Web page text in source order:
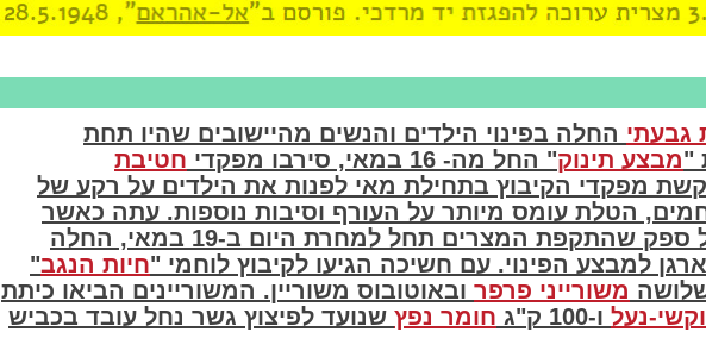
גבעתי החלה בפינוי הילדים והנשים מהיישובים שהיו תחת
"מבצע תינוק" החל מה- 16 במאי, סירבו מפקדי
חטיבת
מפקדי הקיבוץ בתחילת מאי לפנות את הילדים על רקע של
הטלת עומס מיותר על העורף וסיבות נוספות. עתה כאשר
היה ברור מעל לכל ספק שהתקפת המצרים תחל למחרת היום ב-19 במאי, החלה
למבצע הפינוי. עם חשיכה הגיעו לקיבוץ לוחמי "חיות הנגב"
משורייני פרפר ובאוטובוס משוריין. המשוריינים הביאו כיתת
נעל ו-100 ק"ג חומר נפץ שנועד לפיצוץ גשר נחל עובד בכביש